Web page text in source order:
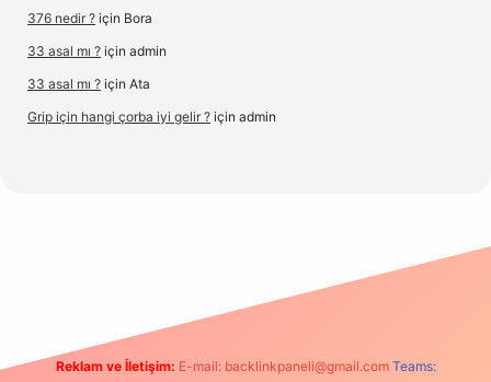
376 nedir ? için Bora
33 asal mı ? için admin
33 asal mı ? için Ata
Grip için hangi çorba iyi gelir ? için admin
Reklam ve İletişim: E-mail: backlinkpaneli@gmail.com Teams: